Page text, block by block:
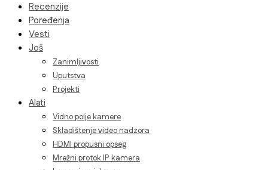
Recenzije
Poređenja
Vesti
Još
Zanimljivosti
Uputstva
Projekti
Alati
Vidno polje kamere
Skladištenje video nadzora
HDMI propusni opseg
Mrežni protok IP kamera